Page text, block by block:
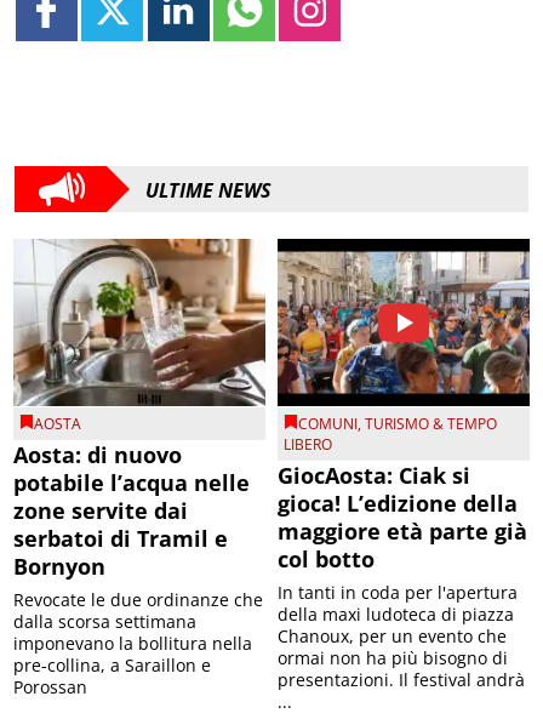
ULTIME NEWS
AOSTA
Aosta: di nuovo
potabile l’acqua nelle
zone servite dai
serbatoi di Tramil e
Bornyon
Revocate le due ordinanze che
dalla scorsa settimana
imponevano la bollitura nella
pre-collina, a Saraillon e
Porossan
COMUNI,TURISMO & TEMPO
LIBERO
GiocAosta: Ciak si
gioca! L’edizione della
maggiore età parte già
col botto
In tanti in coda per l'apertura
della maxi ludoteca di piazza
Chanoux, per un evento che
ormai non ha più bisogno di
presentazioni. Il festival andrà
...